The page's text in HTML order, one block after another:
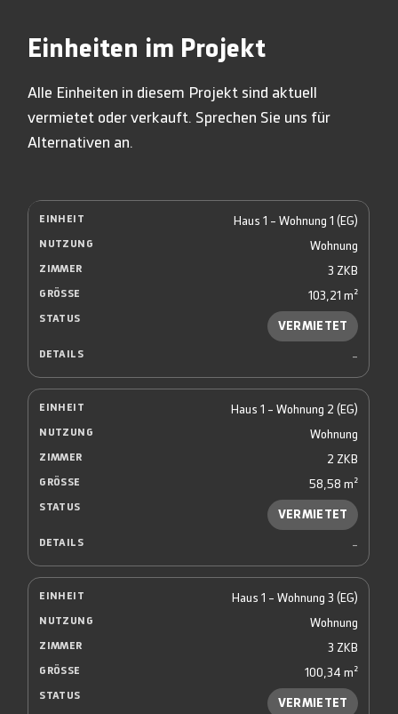
Einheiten im Projekt
Alle Einheiten in diesem Projekt sind aktuell
vermietet oder verkauft. Sprechen Sie uns für
Alternativen an.
Haus 1 - Wohnung 1 (EG)
Wohnung
3 ZKB
103,21 m²
VERMIETET
-
Haus 1 - Wohnung 2 (EG)
Wohnung
2 ZKB
58,58 m²
VERMIETET
-
Haus 1 - Wohnung 3 (EG)
Wohnung
3 ZKB
100,34 m²
VERMIETET